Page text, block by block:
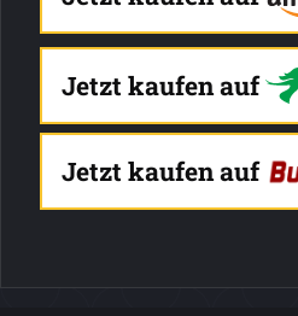
Jetzt kaufen auf
Jetzt kaufen auf